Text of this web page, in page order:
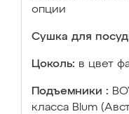
опции
Сушка для
Цоколь: в цвет
Подъемники :
класса Blum